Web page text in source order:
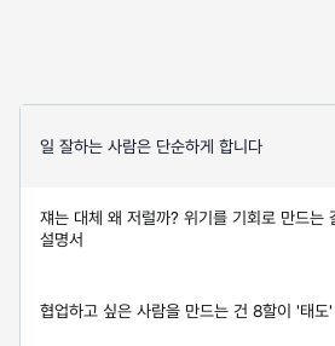
일 잘하는 사람은 단순하게 합니다
쟤는 대체 왜 저럴까? 위기를 기회로 만드는
설명서
협업하고 싶은 사람을 만드는 건 8할이 '태도'